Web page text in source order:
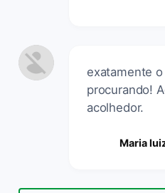
exatamente
procurando!
acolhedor.
Maria